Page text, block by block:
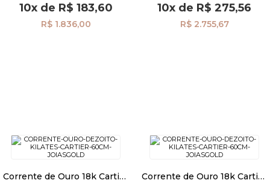
10xde R$ 183,60
R$ 1.836,00
10x de R$ 275,56
R$ 2.755,67
Corrente de Ouro 18k Cartier
Corrente de Ouro 18k Cartier
Piercing
OFERTAS